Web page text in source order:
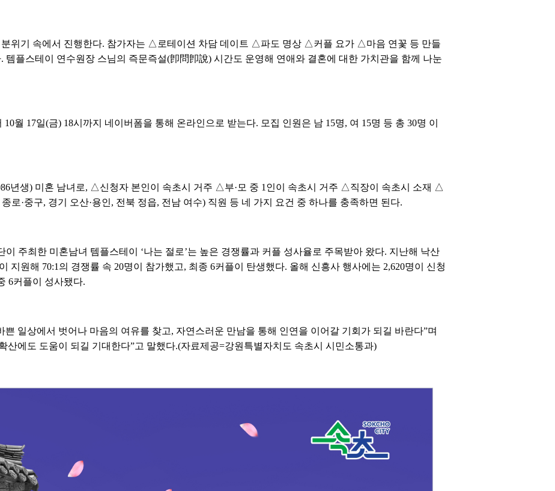
분위기 속에서 진행한다. 참가자는 △로테이션 차담 데이트 △파도 명상 △커플 요가 △마음 연꽃 등 만들
템플스테이 연수원장 스님의 즉문즉설(卽問卽說) 시간도 운영해 연애와 결혼에 대한 가치관을 함께 나눈
월 17일(금) 18시까지 네이버폼을 통해 온라인으로 받는다. 모집 인원은 남 15명, 여 15명 등 총 30명 이
년생) 미혼 남녀로, △신청자 본인이 속초시 거주 △부·모 중 1인이 속초시 거주 △직장이 속초시 소재 △
로·중구, 경기 오산·용인, 전북 정읍, 전남 여수) 직원 등 네 가지 요건 중 하나를 충족하면 된다.
주최한 미혼남녀 템플스테이 ‘나는 절로’는 높은 경쟁률과 커플 성사율로 주목받아 왔다. 지난해 낙산
지원해 70:1의 경쟁률 속 20명이 참가했고, 최종 6커플이 탄생했다. 올해 신흥사 행사에는 2,620명이 신청
6커플이 성사됐다.
쁜 일상에서 벗어나 마음의 여유를 찾고, 자연스러운 만남을 통해 인연을 이어갈 기회가 되길 바란다”며
산에도 도움이 되길 기대한다”고 말했다.(자료제공=강원특별자치도 속초시 시민소통과)